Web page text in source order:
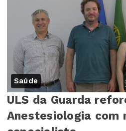
Saúde
ULS da Guarda
Anestesiologia com